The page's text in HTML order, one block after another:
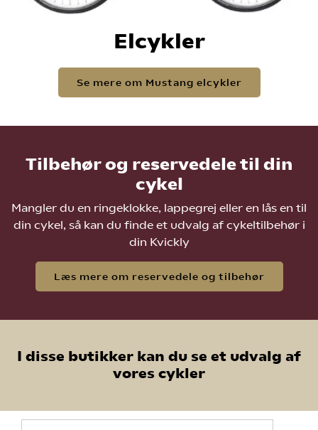
Elcykler
Se mere om Mustang elcykler
Tilbehør og reservedele til din
cykel
Mangler du en ringeklokke, lappegrej eller en lås en til
din cykel, så kan du finde et udvalg af cykeltilbehør i
din Kvickly
Læs mere om reservedele og tilbehør
I disse butikker kan du se et udvalg af
vores cykler